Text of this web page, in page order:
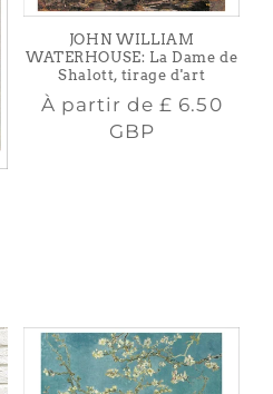
JOHN WILLIAM
WATERHOUSE: La Dame de
Shalott, tirage d'art
Prix
habituel
À partir de£ 6.50
GBP